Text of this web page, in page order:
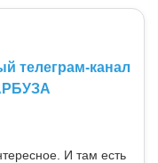
телеграм-канал
И там есть